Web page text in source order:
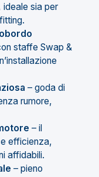
ideale sia per
staffe Swap &
– goda di
rumore,
– il
efficienza,
affidabili.
– pieno